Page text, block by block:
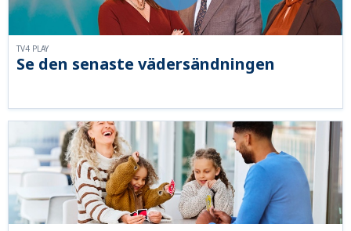
Se den senaste vädersändningen
TV4 PLAY